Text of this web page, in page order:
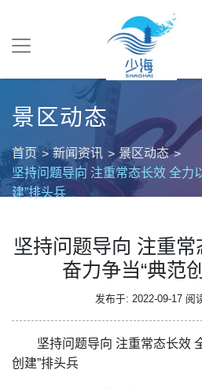
景区动态
首页 新闻资讯
景区动态
坚持问题导向 注重常态长效 全力
建”排头兵
坚持问题导向 注重
奋力争当“典范
发布于: 2022-09-17 阅
坚持问题导向 注重常态长效
创建”排头兵